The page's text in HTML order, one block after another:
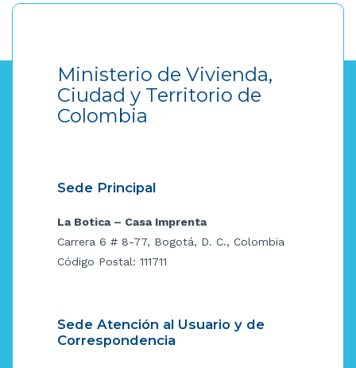
Ministerio de Vivienda,
Ciudad y Territorio de
Colombia
Sede Principal
La Botica – Casa Imprenta
Carrera 6 # 8-77, Bogotá, D. C., Colombia
Código Postal: 111711
Sede Atención al Usuario y de
Correspondencia